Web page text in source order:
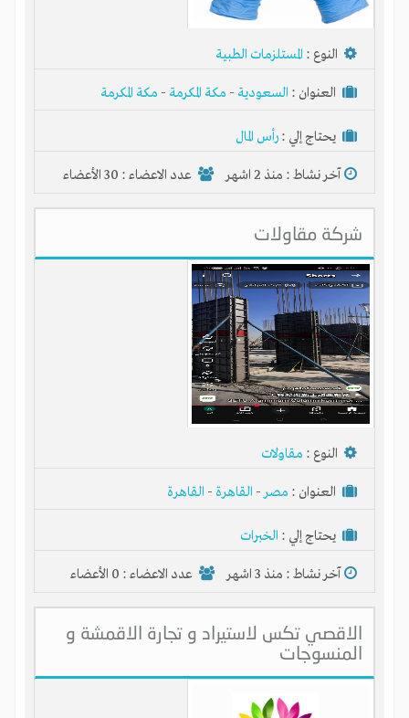
النوع : المستلزمات الطبية
العنوان : السعودية - مكة المكرمة - مكة المكرمة
يحتاج إلي : رأس المال
آخر نشاط : منذ 2 اشهر عدد الاعضاء : 30 الأعضاء
شركة مقاولات
النوع : مقاولات
العنوان : مصر- القاهرة - القاهرة
يحتاج إلي : الخبرات
آخر نشاط : منذ 3 اشهر عدد الاعضاء : 0 الأعضاء
الاقصي تكس لاستيراد و تجارة الاقمشة و
المنسوجات